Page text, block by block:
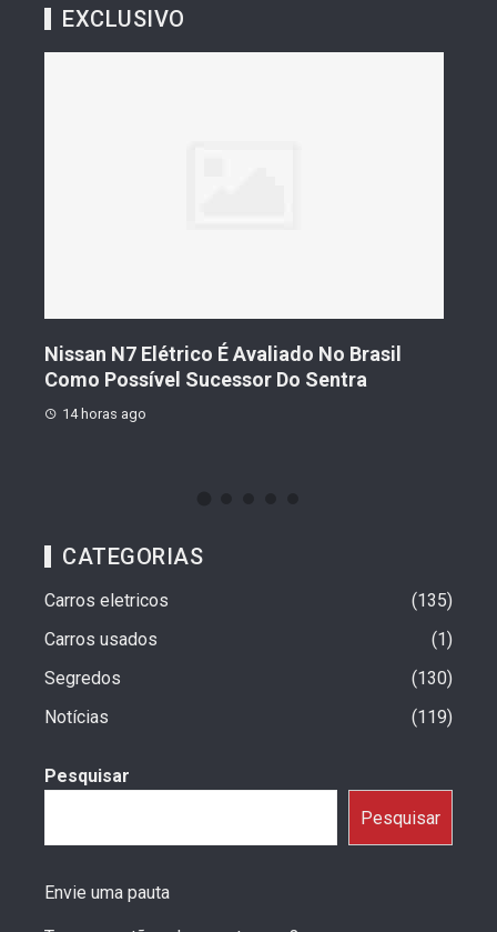
EXCLUSIVO
Nissan N7 Elétrico É Avaliado No Brasil
Como Possível Sucessor Do Sentra
14 horas ago
CATEGORIAS
Carros eletricos
135
Carros usados
1
Segredos
130
Notícias
119
Pesquisar
Pesquisar
Envie uma pauta